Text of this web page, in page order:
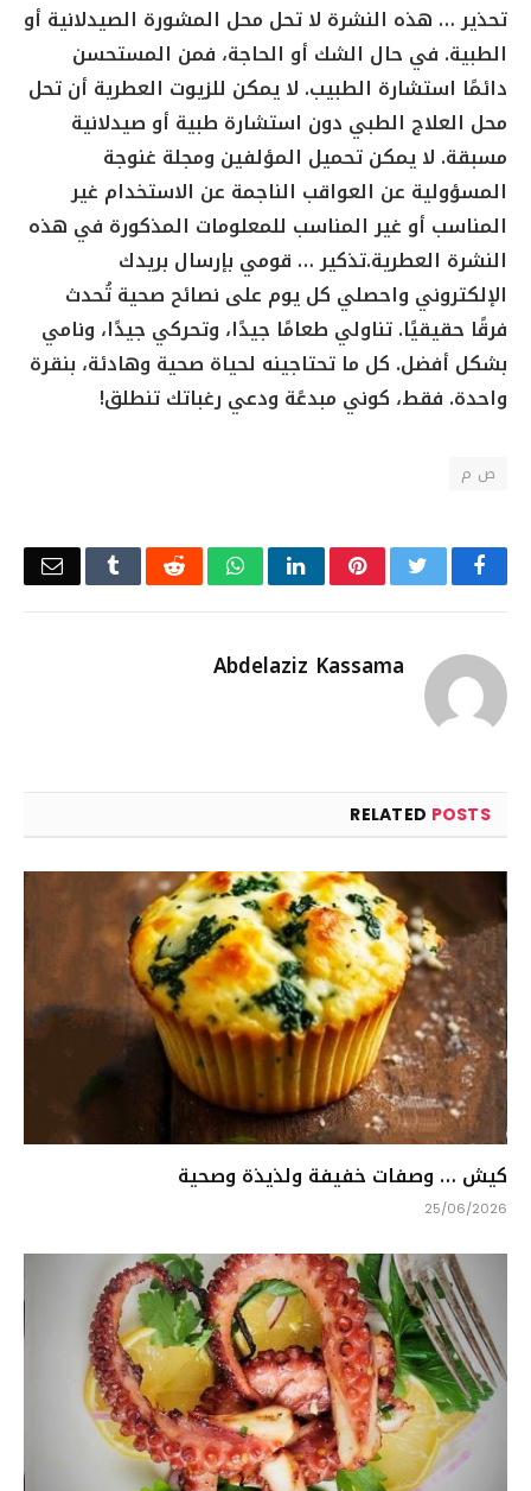
تحذير … هذه النشرة لا تحل محل المشورة الصيدلانية أو
الطبية. في حال الشك أو الحاجة، فمن المستحسن
دائمًا استشارة الطبيب. لا يمكن للزيوت العطرية أن تحل
محل العلاج الطبي دون استشارة طبية أو صيدلانية
مسبقة. لا يمكن تحميل المؤلفين ومجلة غنوجة
المسؤولية عن العواقب الناجمة عن الاستخدام غير
المناسب أو غير المناسب للمعلومات المذكورة في هذه
النشرة العطرية.تذكير … قومي بإرسال بريدك
الإلكتروني واحصلي كل يوم على نصائح صحية تُحدث
فرقًا حقيقيًا. تناولي طعامًا جيدًا، وتحركي جيدًا، ونامي
بشكل أفضل. كل ما تحتاجينه لحياة صحية وهادئة، بنقرة
واحدة. فقط، كوني مبدعًة ودعي رغباتك تنطلق!
ص م
Facebook
Twitter
Pinterest
LinkedIn
WhatsApp
Reddit
Tumblr
Abdelaziz Kassama
RELATED POSTS
كيش … وصفات خفيفة ولذيذة وصحية
25/06/2026